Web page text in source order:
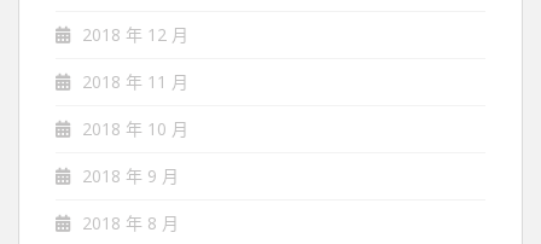
2018 年 12 月
2018 年 11 月
2018 年 10 月
2018 年 9 月
2018 年 8 月